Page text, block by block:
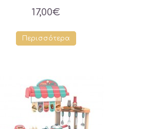
17,00€
Περισσότερα